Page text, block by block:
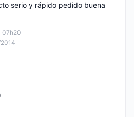
07h20
serio y rápido pedido buena